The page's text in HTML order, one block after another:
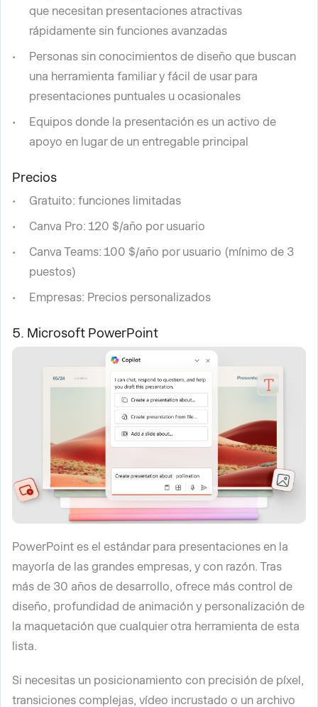
que necesitan presentaciones atractivas
rápidamente sin funciones avanzadas
Personas sin conocimientos de diseño que buscan
una herramienta familiar y fácil de usar para
presentaciones puntuales u ocasionales
Equipos donde la presentación es un activo de
apoyo en lugar de un entregable principal
Precios
Gratuito: funciones limitadas
Canva Pro: 120 $/año por usuario
Canva Teams: 100 $/año por usuario (mínimo de 3
puestos)
Empresas: Precios personalizados
5. Microsoft PowerPoint
PowerPoint es el estándar para presentaciones en la
mayoría de las grandes empresas, y con razón. Tras
más de 30 años de desarrollo, ofrece más control de
diseño, profundidad de animación y personalización de
la maquetación que cualquier otra herramienta de esta
lista.
Si necesitas un posicionamiento con precisión de píxel,
transiciones complejas, vídeo incrustado o un archivo